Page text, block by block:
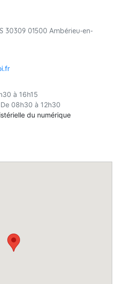
30309 01500 Ambérieu-en-
à 16h15
08h30 à 12h30
du numérique